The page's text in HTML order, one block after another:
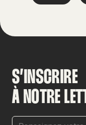
S’INSCRIRE
À NOTRE